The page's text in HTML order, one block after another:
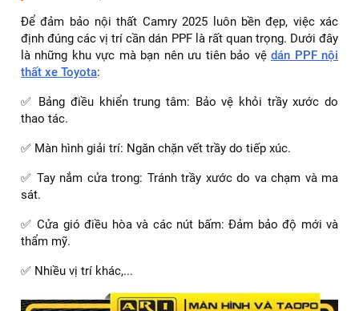
Để đảm bảo nội thất Camry 2025 luôn bền đẹp, việc xác
định đúng các vị trí cần dán PPF là rất quan trọng. Dưới đây
là những khu vực mà bạn nên ưu tiên bảo vệdán PPF nội
thất xe Toyota:
✅ Bảng điều khiển trung tâm: Bảo vệ khỏi trầy xước do
thao tác.
✅ Màn hình giải trí: Ngăn chặn vết trầy do tiếp xúc.
✅ Tay nắm cửa trong: Tránh trầy xước do va chạm và ma
sát.
✅ Cửa gió điều hòa và các nút bấm: Đảm bảo độ mới và
thẩm mỹ.
✅ Nhiều vị trí khác,...